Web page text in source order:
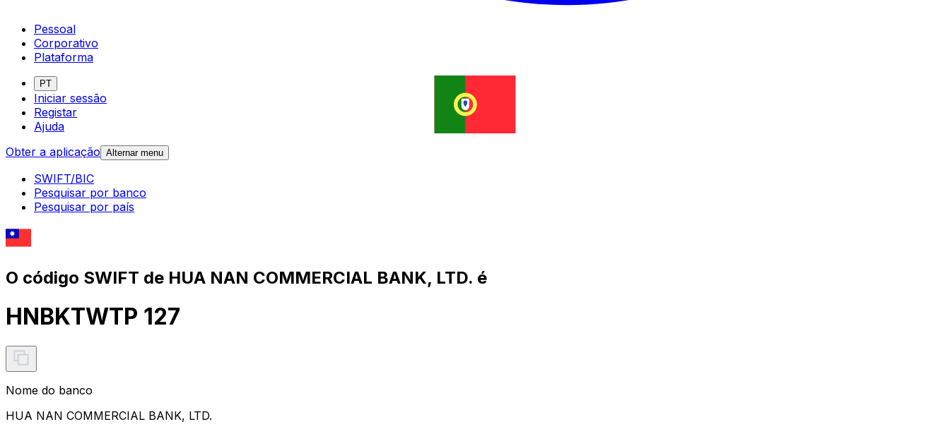
Pessoal
Corporativo
Plataforma
PT
Iniciar sessão
Registar
Ajuda
Obter a aplicação Alternar menu
SWIFT/BIC
Pesquisar por banco
Pesquisar por país
O código SWIFT de HUA NAN COMMERCIAL BANK, LTD. é
HNBKTWTP 127
Nome do banco
HUA NAN COMMERCIAL BANK, LTD.